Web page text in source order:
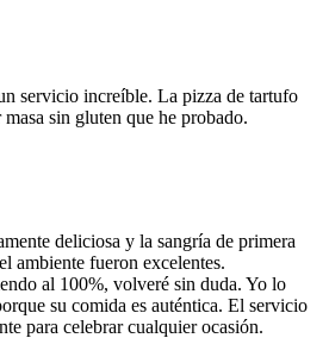
servicio increíble. La pizza de tartufo
sin gluten que he probado.
deliciosa y la sangría de primera
ambiente fueron excelentes.
al 100%, volveré sin duda. Yo lo
su comida es auténtica. El servicio
para celebrar cualquier ocasión.